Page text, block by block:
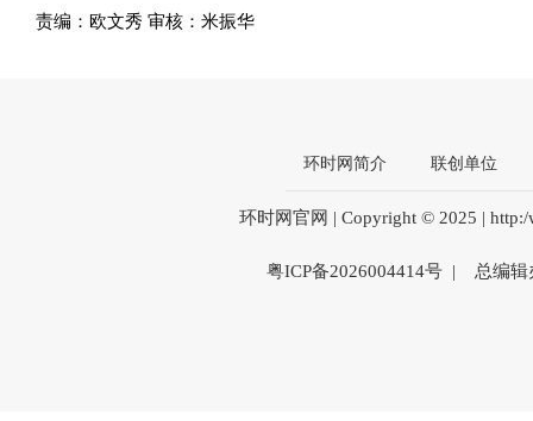
责编：欧文秀 审核：米振华
环时网简介 联创单位
环时网官网 | Copyright © 2025 |
粤ICP备2026004414号 | 总编辑